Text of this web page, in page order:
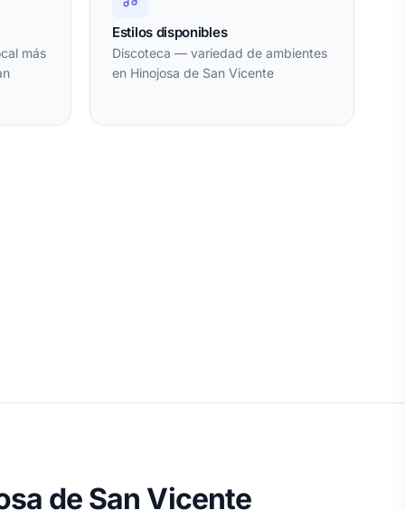
más
Estilos disponibles
Discoteca — variedad de ambientes
en Hinojosa de San Vicente
de San Vicente